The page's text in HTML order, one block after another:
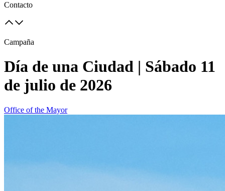
Contacto
Campaña
Día de una Ciudad | Sábado 11
de julio de 2026
Office of the Mayor